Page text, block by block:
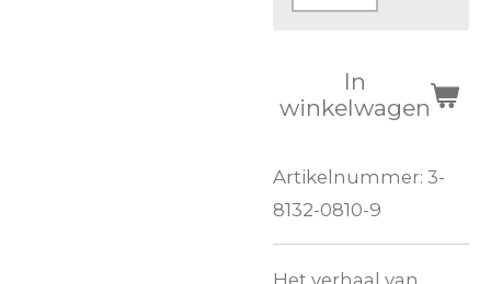
In
winkelwagen
Artikelnummer: 3-
8132-0810-9
Het verhaal van